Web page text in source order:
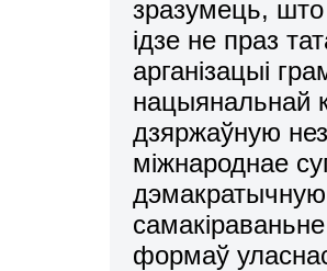
зразумець,
ідзе не пpаз
аpганізацыі
нацыянальнай
дзяpжаўную
міжнаpоднае
фоpмаў